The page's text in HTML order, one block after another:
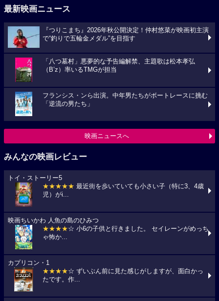
最新映画ニュース
『つりこまち』2026年秋公開決定！仲村悠菜が映画初主演
で“釣りで五輪金メダル”を目指す
「八つ墓村」悪夢的な予告編解禁、主題歌は松本孝弘
（B’z）率いるTMGが担当
フランシス・ンら出演。中年男たちがボートレースに挑む
「逆流の男たち」
映画ニュースへ
みんなの映画レビュー
トイ・ストーリー5
★★★★★ 最近街を歩いていても小さい子（特に3、4歳
児）がi...
映画ちいかわ 人魚の島のひみつ
★★★★☆ 小6の子供と行きました。 セイレーンがめっち
ゃ怖か...
カプリコン・1
★★★★☆ ずいぶん前に見た感じがしますが、面白かっ
たです。作...